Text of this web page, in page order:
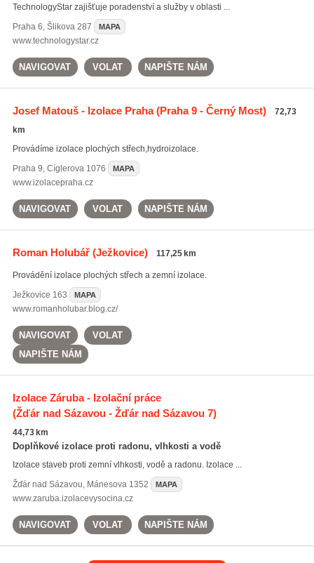
TechnologyStar zajišťuje poradenství a služby v oblasti ...
Praha 6, Šlikova 287 MAPA
www.technologystar.cz
NAVIGOVAT VOLAT NAPIŠTE NÁM
Josef Matouš - Izolace Praha(Praha 9 - Černý Most)
72,73
km
Provádíme izolace plochých střech,hydroizolace.
Praha 9, Cíglerova 1076 MAPA
www.izolacepraha.cz
NAVIGOVAT VOLAT NAPIŠTE NÁM
Roman Holubář(Ježkovice) 117,25 km
Provádění izolace plochých střech a zemní izolace.
Ježkovice 163 MAPA
www.romanholubar.blog.cz/
NAVIGOVAT
VOLAT
NAPIŠTE NÁM
Izolace Záruba - Izolační práce
(Žďár nad Sázavou - Žďár nad Sázavou 7)
44,73 km
Doplňkové izolace proti radonu, vlhkosti a vodě
Izolace staveb proti zemní vlhkosti, vodě a radonu. Izolace ...
Žďár nad Sázavou, Mánesova 1352 MAPA
www.zaruba.izolacevysocina.cz
NAVIGOVAT VOLAT NAPIŠTE NÁM